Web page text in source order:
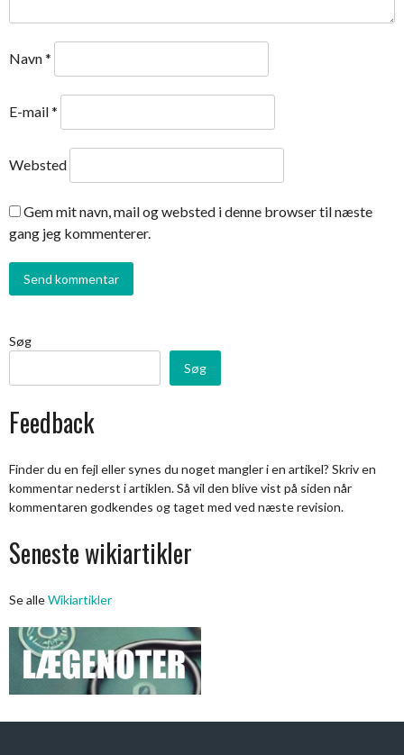
Navn*
E-mail*
Websted
Gem mit navn, mail og websted i denne browser til næste
gang jeg kommenterer.
Søg
Søg
Feedback
Finder du en fejl eller synes du noget mangler i en artikel? Skriv en
kommentar nederst i artiklen. Så vil den blive vist på siden når
kommentaren godkendes og taget med ved næste revision.
Seneste wikiartikler
Se alleWikiartikler